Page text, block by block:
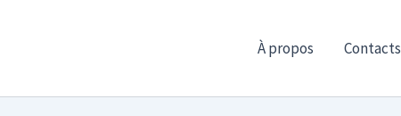
À propos Contacts